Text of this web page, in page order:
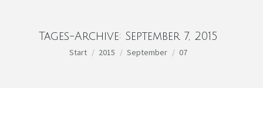
Tages-Archive: September 7, 2015
Sie befinden sich hier:
Start 2015 September 07